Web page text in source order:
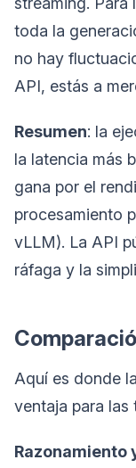
toda la
no hay
API, estás a
Resumen: la
la latencia más
gana por el
procesamiento
vLLM). La API
ráfaga y la
Aquí es donde
ventaja para las
Razonamiento